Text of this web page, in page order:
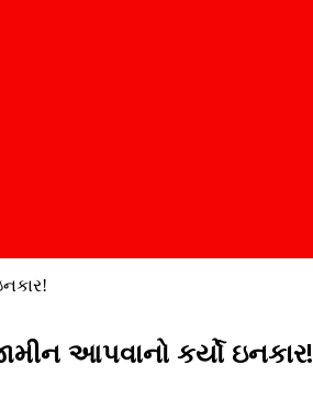
આપવાનો કર્યો ઇનકાર!